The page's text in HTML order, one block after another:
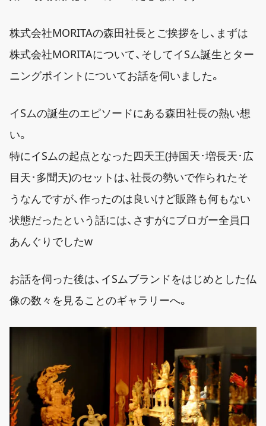
株式会社MORITAの森田社長とご挨拶をし、まずは
株式会社MORITAについて、そしてイSム誕生とター
ニングポイントについてお話を伺いました。
イSムの誕生のエピソードにある森田社長の熱い想
い。
特にイSムの起点となった四天王(持国天･増長天･広
目天･多聞天)のセットは、社長の勢いで作られたそ
うなんですが、作ったのは良いけど販路も何もない
状態だったという話には、さすがにブロガー全員口
あんぐりでしたw
お話を伺った後は、イSムブランドをはじめとした仏
像の数々を見ることのギャラリーへ。